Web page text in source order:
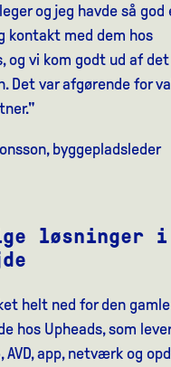
og jeg havde så god
kontakt med dem hos
og vi kom godt ud af
Det var afgørende for
byggepladsleder
løsninger i
helt ned for den
hos Upheads, som
AVD, app, netværk og